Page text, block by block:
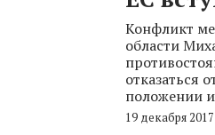
Конфликт
области
отказаться
положении
19 декабря 2017